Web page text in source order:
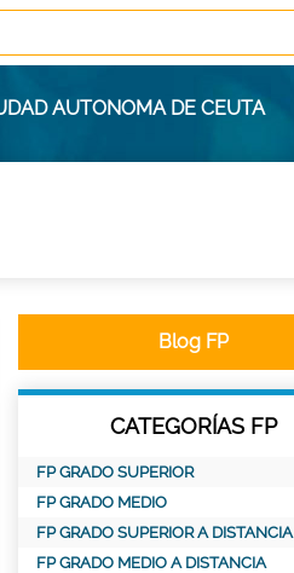
AUTONOMA DE CEUTA
Blog FP
CATEGORÍAS FP
FP GRADO SUPERIOR
FP GRADO MEDIO
FP GRADO SUPERIOR A DISTANCIA
FP GRADO MEDIO A DISTANCIA